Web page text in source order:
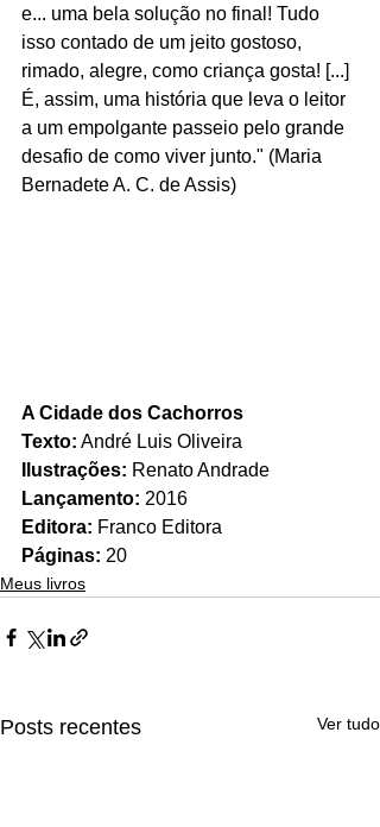
e... uma bela solução no final! Tudo
isso contado de um jeito gostoso,
rimado, alegre, como criança gosta! [...]
É, assim, uma história que leva o leitor
a um empolgante passeio pelo grande
desafio de como viver junto." (Maria
Bernadete A. C. de Assis)
A Cidade dos Cachorros
Texto: André Luis Oliveira
Ilustrações: Renato Andrade
Lançamento: 2016
Editora: Franco Editora
Páginas: 20
Meus livros
Posts recentes Ver tudo